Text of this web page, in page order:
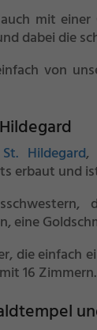
mit einer
dabei die
von
Hildegard,
erbaut und
eine
die einfach
16 Zimmern.